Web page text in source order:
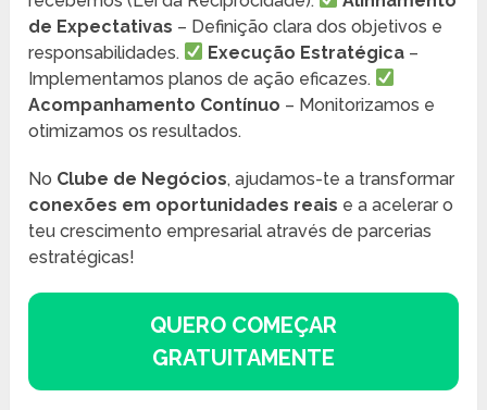
de Expectativas – Definição clara dos objetivos e
responsabilidades.
Execução Estratégica –
Implementamos planos de ação eficazes.
Acompanhamento Contínuo – Monitorizamos e
otimizamos os resultados.
No Clube de Negócios, ajudamos-te a transformar
conexões em oportunidades reais e a acelerar o
teu crescimento empresarial através de parcerias
estratégicas!
QUERO COMEÇAR
GRATUITAMENTE